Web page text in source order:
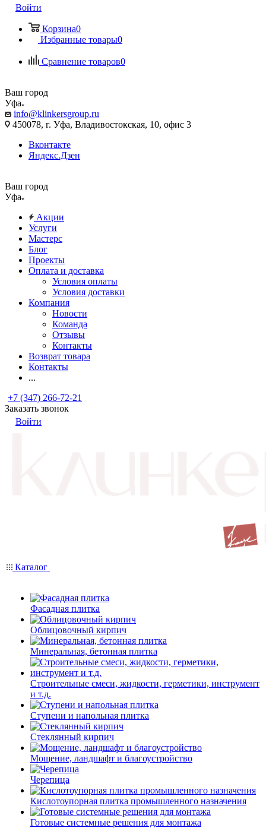
Войти
Корзина0
Избранные товары0
Сравнение товаров0
Ваш город
Уфа
info@klinkersgroup.ru
450078, г. Уфа, Владивостокская, 10, офис 3
Вконтакте
Яндекс.Дзен
Ваш город
Уфа
Акции
Услуги
Мастерс
Блог
Проекты
Оплата и доставка
Условия оплаты
Условия доставки
Компания
Новости
Команда
Отзывы
Контакты
Возврат товара
Контакты
...
+7 (347) 266-72-21
Заказать звонок
Войти
Каталог
Фасадная плитка
Облицовочный кирпич
Минеральная, бетонная плитка
Строительные смеси, жидкости, герметики, инструмент
и т.д.
Ступени и напольная плитка
Cтеклянный кирпич
Мощение, ландшафт и благоустройство
Черепица
Кислотоупорная плитка промышленного назначения
Готовые системные решения для монтажа